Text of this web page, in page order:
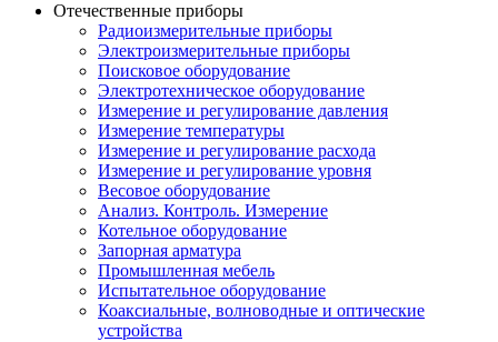
Отечественные приборы
Радиоизмерительные приборы
Электроизмерительные приборы
Поисковое оборудование
Электротехническое оборудование
Измерение и регулирование давления
Измерение температуры
Измерение и регулирование расхода
Измерение и регулирование уровня
Весовое оборудование
Анализ. Контроль. Измерение
Котельное оборудование
Запорная арматура
Промышленная мебель
Испытательное оборудование
Коаксиальные, волноводные и оптические
устройства